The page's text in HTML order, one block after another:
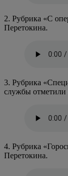
2. Рубрика «С
Перетокина.
3. Рубрика
службы отметили
4. Рубрика
Перетокина.